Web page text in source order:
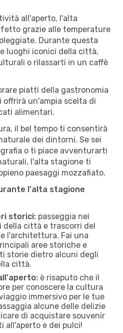
all'aperto, l'alta
grazie alle temperature
Durante questa
luoghi iconici della città,
o rilassarti in un caffè
piatti della gastronomia
offrirà un'ampia scelta di
alimentari.
il bel tempo ti consentirà
dei dintorni. Se sei
o ti piace avventurarti
l'alta stagione ti
paesaggi mozzafiato.
l'alta stagione
storici: passeggia nei
città e trascorri del
l'architettura. Fai una
aree storiche e
storie dietro alcuni degli
città.
è risaputo che il
per conoscere la cultura
immersivo per le tue
alcune delle delizie
di acquistare souvenir
all'aperto e dei pulci!